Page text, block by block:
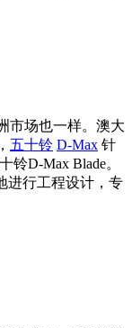
市场也一样。澳大
五十铃 D-Max 针
D-Max Blade。
进行工程设计，专